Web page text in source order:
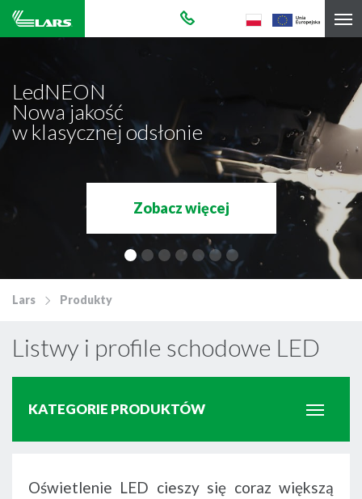
LedNEON
Nowa jakość
w klasycznej odsłonie
Zobacz więcej
Lars Produkty
Listwy i profile schodowe LED
KATEGORIE PRODUKTÓW
Oświetlenie LED cieszy się coraz większą